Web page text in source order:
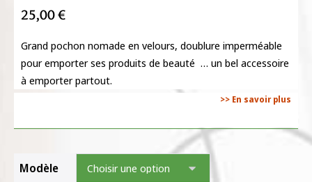
25,00€
Grand pochon nomade en velours, doublure imperméable
pour emporter ses produits de beauté … un bel accessoire
à emporter partout.
>> En savoir plus
Modèle